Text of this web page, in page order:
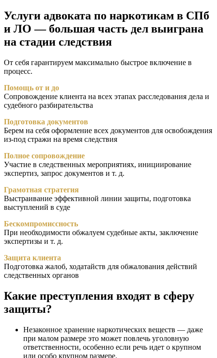
Услуги адвоката по наркотикам в СПб
и ЛО — большая часть дел выиграна
на стадии следствия
От себя гарантируем максимально быстрое включение в
процесc.
Помощь от и до
Сопровождение клиента на всех этапах расследования дела и
судебного разбирательства
Подготовка документов
Берем на себя оформление всех документов для освобождения
из-под стражи на время следствия
Полное сопровождение
Участие в следственных мероприятиях, инициирование
экспертиз, запрос документов и т. д.
Грамотная стратегия
Выстраивание эффективной линии защиты, подготовка
выступлений в суде
Бескомпромиссность
При необходимости обжалуем судебные акты, заключение
экспертизы и т. д.
Защита клиента
Подготовка жалоб, ходатайств для обжалования действий
следственных органов
Какие преступления входят в сферу
защиты?
Незаконное хранение наркотических веществ — даже
при малом размере это может повлечь уголовную
ответственности, особенно если речь идет о крупном
или особо крупном размере.